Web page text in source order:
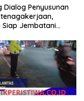
Dialog Penyusunan
Siap Jembatani